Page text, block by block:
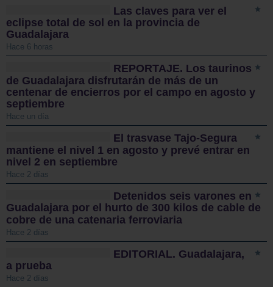
Las claves para ver el
eclipse total de sol en la provincia de
Guadalajara
Hace 6 horas
REPORTAJE. Los taurinos
de Guadalajara disfrutarán de más de un
centenar de encierros por el campo en agosto y
septiembre
Hace un día
El trasvase Tajo-Segura
mantiene el nivel 1 en agosto y prevé entrar en
nivel 2 en septiembre
Hace 2 días
Detenidos seis varones en
Guadalajara por el hurto de 300 kilos de cable de
cobre de una catenaria ferroviaria
Hace 2 días
EDITORIAL. Guadalajara,
a prueba
Hace 2 días